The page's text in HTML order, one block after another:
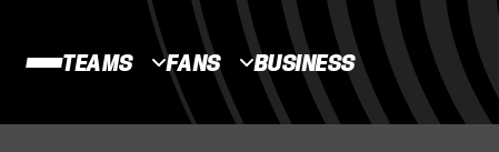
TEAMS FANS BUSINESS